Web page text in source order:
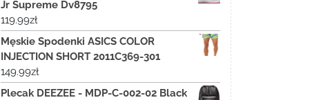
Jr Supreme Dv8795
119.99zł
Męskie Spodenki ASICS COLOR
INJECTION SHORT 2011C369-301
149.99zł
Plecak DEEZEE - MDP-C-002-02 Black